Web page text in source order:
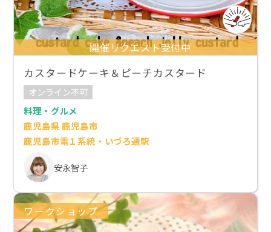
開催リクエスト受付中
カスタードケーキ＆ピーチカスタード
オンライン不可
料理・グルメ
鹿児島県 鹿児島市
鹿児島市電１系統・いづろ通駅
安永智子
ワークショップ